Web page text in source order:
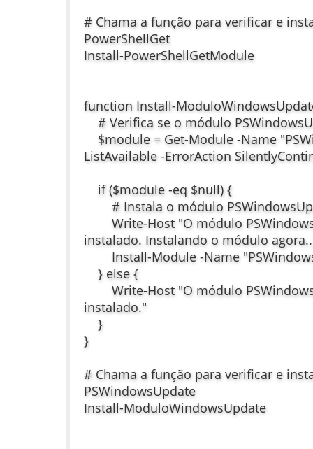
# Chama a função para verificar e
PowerShellGet
Install-PowerShellGetModule
function Install-
# Verifica se o módulo
$module = Get-Module -Name
ListAvailable -ErrorAction
if ($module -eq $null) {
# Instala o módulo
Write-Host "O módulo
instalado. Instalando o módulo
Install-Module -Name
} else {
Write-Host "O módulo
instalado."
}
}
# Chama a função para verificar e
PSWindowsUpdate
Install-ModuloWindowsUpdate